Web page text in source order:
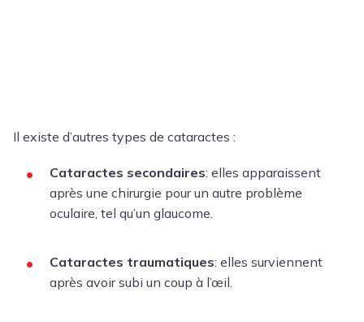
Il existe d’autres types de cataractes :
Cataractes secondaires: elles apparaissent
après une chirurgie pour un autre problème
oculaire, tel qu’un glaucome.
Cataractes traumatiques: elles surviennent
après avoir subi un coup à l’œil.